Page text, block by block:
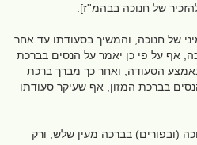
של חנוכה בבהמ''ז].
של חנוכה, והמשיך בסעודתו עד אחר
אף על פי כן יאמר על הנסים בברכת
הסעודה, ואחר כך מברך ברכת
בברכת המזון, אף שעיקר סעודתו
(ובפורים) בברכה מעין שלש, ורק